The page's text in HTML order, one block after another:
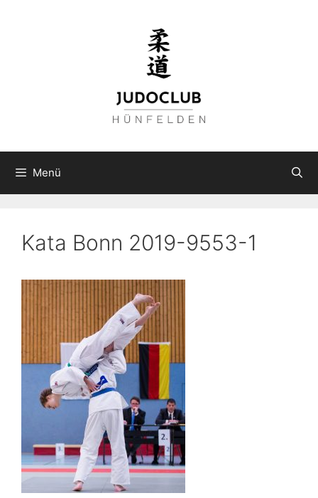
Menü
Kata Bonn 2019-9553-1